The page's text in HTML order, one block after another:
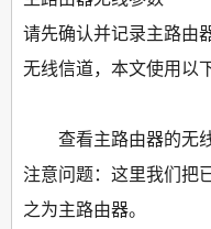
请先确认并记录主路由
无线信道，本文使用以
查看主路由器的无
注意问题：这里我们把
之为主路由器。